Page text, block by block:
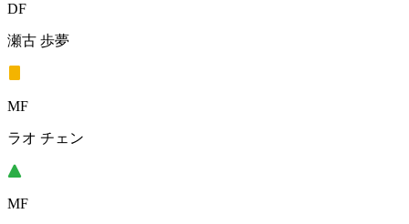
DF
瀬古 歩夢
MF
ラオ チェン
MF